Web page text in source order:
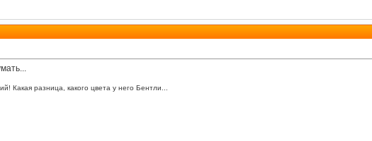
Какая разница, какого цвета у него Бентли...